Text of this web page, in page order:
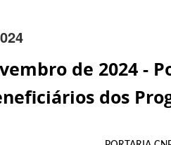
de 2024 -
dos